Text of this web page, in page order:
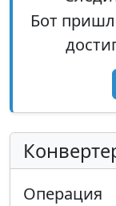
Бот
Операция